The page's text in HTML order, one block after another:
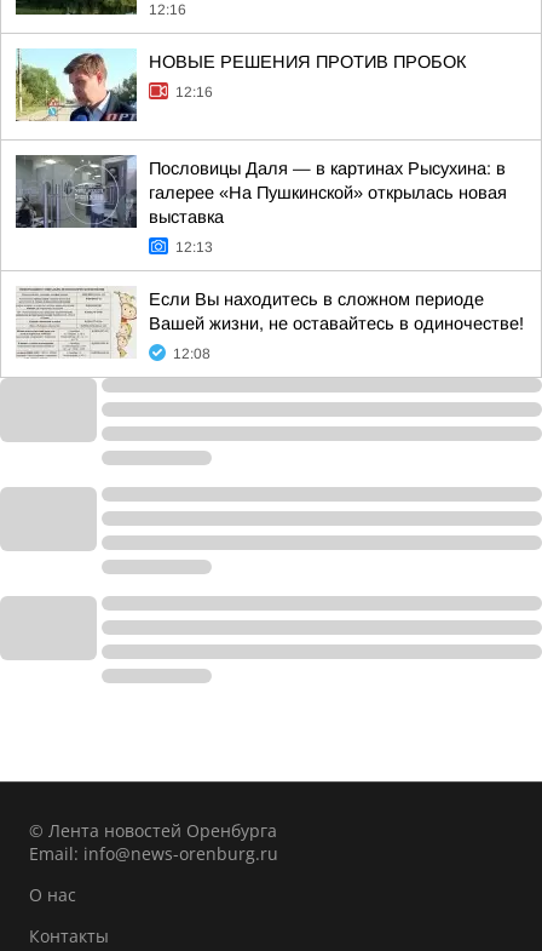
12:16
НОВЫЕ РЕШЕНИЯ ПРОТИВ ПРОБОК
12:16
Пословицы Даля — в картинах Рысухина: в
галерее «На Пушкинской» открылась новая
выставка
12:13
Если Вы находитесь в сложном периоде
Вашей жизни, не оставайтесь в одиночестве!
12:08
© Лента новостей Оренбурга
Email: info@news-orenburg.ru
О нас
Контакты